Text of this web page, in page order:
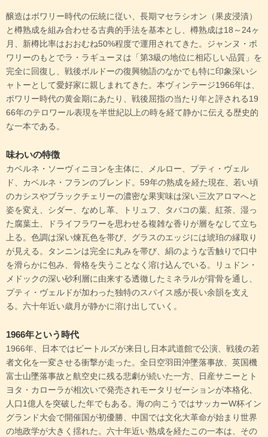
醸造はボワリー時代の伝統に従い、長期マセラシオン（果皮浸漬）
と樽熟成を組み合わせる古典的手法を基本とし、樽熟成は18～24ヶ
月、新樽比率はおおむね50%程度で運用されてきた。ジャンヌ・ボ
ワリーのもとでラ・ラギューヌは「第3級の地位に相応しい品質」を
完全に回復し、戦後ボルドーの復興物語のなかでも特に印象深いシ
ャトーとして愛好家に親しまれてきた。本ヴィンテージ1966年は、
ボワリー時代の黄金期にあたり、戦後屈指の当たり年と評される19
66年のテロワール表現を半世紀以上の時を経て静かに伝える歴史的
な一本である。
味わいの特徴
カベルネ・ソーヴィニヨンを主体に、メルロー、プティ・ヴェル
ド、カベルネ・フランのブレンド。59年の熟成を経た現在、若い頃
のカシスやブラックチェリーの濃密な果実味は深い三次アロマへと
姿を変え、シダー、なめし革、トリュフ、タバコの葉、紅茶、湿っ
た腐葉土、ドライフラワーを思わせる複雑な香りが層をなして立ち
上る。色調は深い煉瓦色を帯び、グラスのエッジには琥珀の縁取り
が見える。タンニンは完全に丸みを帯び、絹のような舌触りで口中
を滑らかに包み、骨格を失うことなく溶け込んでいる。リュドン・
メドックの深い砂利層に由来する透徹したミネラルが背骨を通し、
プティ・ヴェルドが加わった独特のスパイス感が長い余韻を支え
る。六十年近い歳月が静かに溶け出していく。
1966年という時代
1966年、日本ではビートルズが来日し日本武道館で公演、戦後の若
者文化を一変させる衝撃が走った。全日空羽田沖墜落事故、英国機
富士山墜落事故と航空史に残る悲劇が続いた一方、日産サニーとト
ヨタ・カローラが相次いで発売されモータリゼーションが本格化、
人口1億人を突破した年でもある。海の向こうではサッカーW杯イン
グランド大会で開催国が初優勝、中国では文化大革命が始まり世界
の地政学が大きく揺れた。六十年近い熟成を経たこの一本は、その